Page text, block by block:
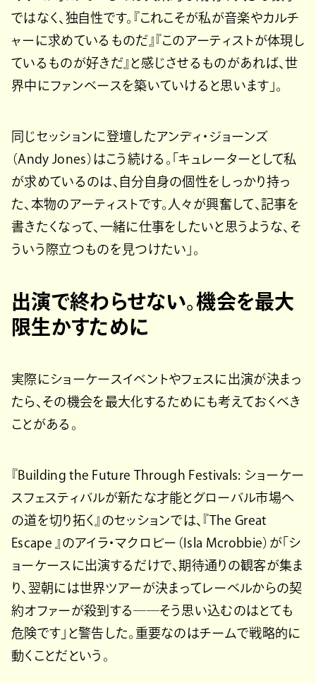
ではなく、独自性です。『これこそが私が音楽やカルチ
ャーに求めているものだ』『このアーティストが体現し
ているものが好きだ』と感じさせるものがあれば、世
界中にファンベースを築いていけると思います」。
同じセッションに登壇したアンディ・ジョーンズ
（Andy Jones）はこう続ける。「キュレーターとして私
が求めているのは、自分自身の個性をしっかり持っ
た、本物のアーティストです。人々が興奮して、記事を
書きたくなって、一緒に仕事をしたいと思うような、そ
ういう際立つものを見つけたい」。
出演で終わらせない。機会を最大
限生かすために
実際にショーケースイベントやフェスに出演が決まっ
たら、その機会を最大化するためにも考えておくべき
ことがある。
『Building the Future Through Festivals: ショーケー
スフェスティバルが新たな才能とグローバル市場へ
の道を切り拓く』のセッションでは、『The Great
Escape 』のアイラ・マクロビー（Isla Mcrobbie）が「シ
ョーケースに出演するだけで、期待通りの観客が集ま
り、翌朝には世界ツアーが決まってレーベルからの契
約オファーが殺到する──そう思い込むのはとても
危険です」と警告した。重要なのはチームで戦略的に
動くことだという。